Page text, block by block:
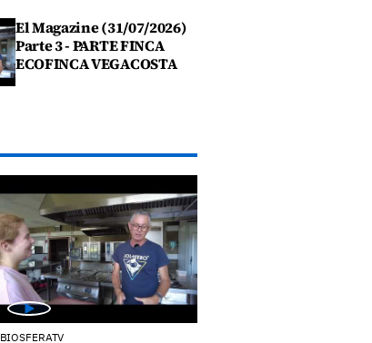
El Magazine (31/07/2026)
Parte 3 - PARTE FINCA
ECOFINCA VEGACOSTA
BIOSFERATV